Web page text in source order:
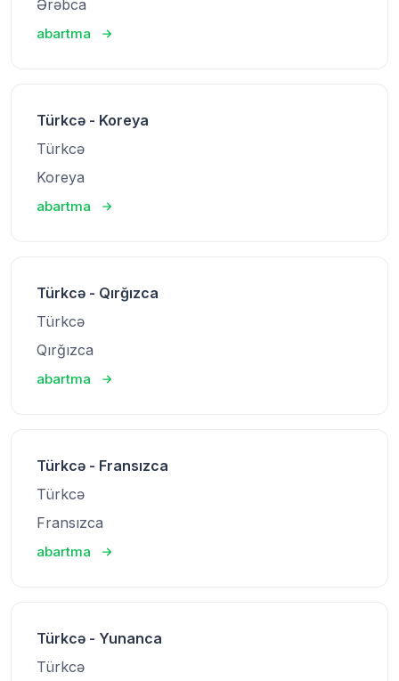
Ərəbca
abartma
Türkcə - Koreya
Türkcə
Koreya
abartma
Türkcə - Qırğızca
Türkcə
Qırğızca
abartma
Türkcə - Fransızca
Türkcə
Fransızca
abartma
Türkcə - Yunanca
Türkcə